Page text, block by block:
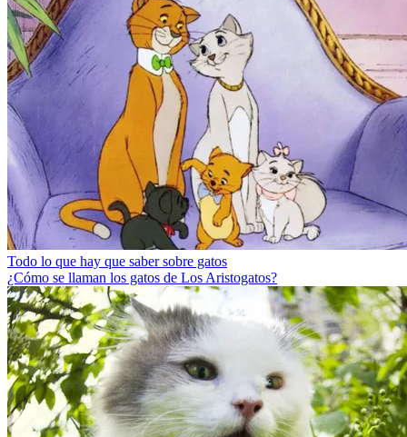
Todo lo que hay que saber sobre gatos
¿Cómo se llaman los gatos de Los Aristogatos?